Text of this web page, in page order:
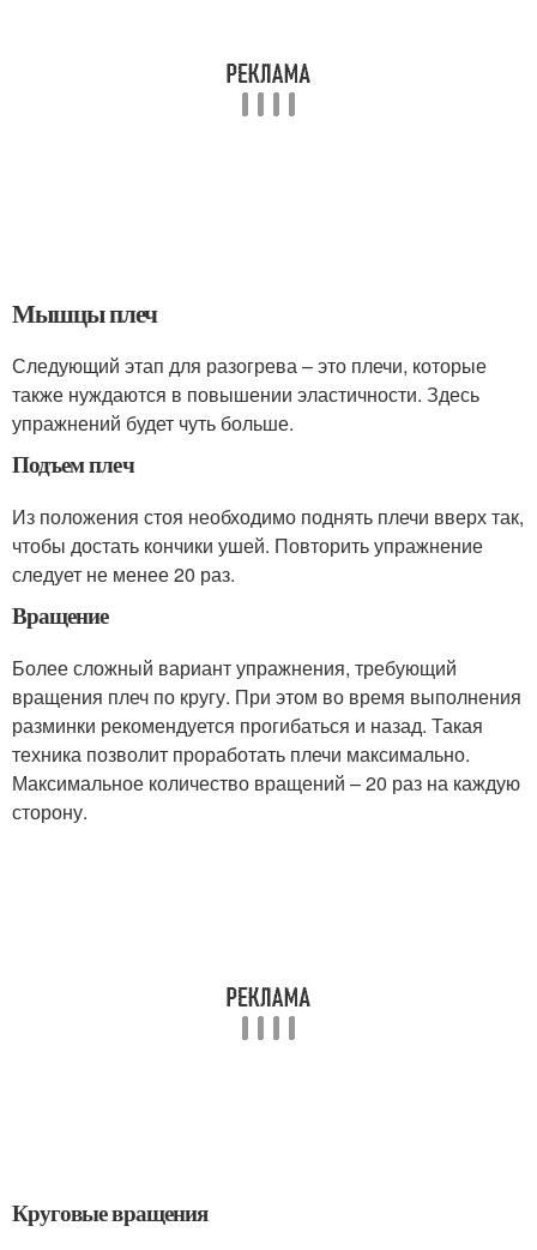
Мышцы плеч
Следующий этап для разогрева – это плечи, которые
также нуждаются в повышении эластичности. Здесь
упражнений будет чуть больше.
Подъем плеч
Из положения стоя необходимо поднять плечи вверх так,
чтобы достать кончики ушей. Повторить упражнение
следует не менее 20 раз.
Вращение
Более сложный вариант упражнения, требующий
вращения плеч по кругу. При этом во время выполнения
разминки рекомендуется прогибаться и назад. Такая
техника позволит проработать плечи максимально.
Максимальное количество вращений – 20 раз на каждую
сторону.
Круговые вращения